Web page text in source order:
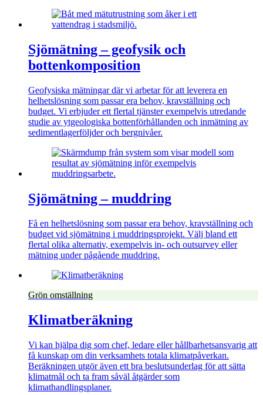
Sjömätning – geofysik och
bottenkomposition
Geofysiska mätningar där vi arbetar för att leverera en
helhetslösning som passar era behov, kravställning och
budget. Vi erbjuder ett flertal tjänster exempelvis utredande
studie av ytgeologiska bottenförhållanden och inmätning av
sedimentlagerföljder och bergnivåer.
Sjömätning – muddring
Få en helhetslösning som passar era behov, kravställning och
budget vid sjömätning i muddringsprojekt. Välj bland ett
flertal olika alternativ, exempelvis in- och outsurvey eller
mätning under pågående muddring.
Grön omställning
Klimatberäkning
Vi kan hjälpa dig som chef, ledare eller hållbarhetsansvarig att
få kunskap om din verksamhets totala klimatpåverkan.
Beräkningen utgör även ett bra beslutsunderlag för att sätta
klimatmål och ta fram såväl åtgärder som
klimathandlingsplaner.